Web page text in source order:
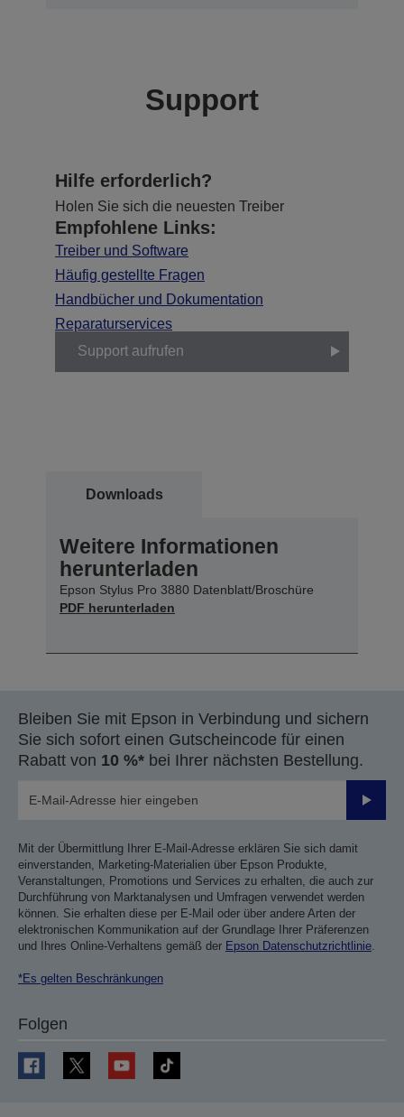
Support
Hilfe erforderlich?
Holen Sie sich die neuesten Treiber
Empfohlene Links:
Treiber und Software
Häufig gestellte Fragen
Handbücher und Dokumentation
Reparaturservices
Support aufrufen
Downloads
Weitere Informationen
herunterladen
Epson Stylus Pro 3880 Datenblatt/Broschüre
PDF herunterladen
Bleiben Sie mit Epson in Verbindung und sichern
Sie sich sofort einen Gutscheincode für einen
Rabatt von 10 %* bei Ihrer nächsten Bestellung.
Mit der Übermittlung Ihrer E-Mail-Adresse erklären Sie sich damit
einverstanden, Marketing-Materialien über Epson Produkte,
Veranstaltungen, Promotions und Services zu erhalten, die auch zur
Durchführung von Marktanalysen und Umfragen verwendet werden
können. Sie erhalten diese per E-Mail oder über andere Arten der
elektronischen Kommunikation auf der Grundlage Ihrer Präferenzen
und Ihres Online-Verhaltens gemäß der Epson Datenschutzrichtlinie
*Es gelten Beschränkungen
Folgen